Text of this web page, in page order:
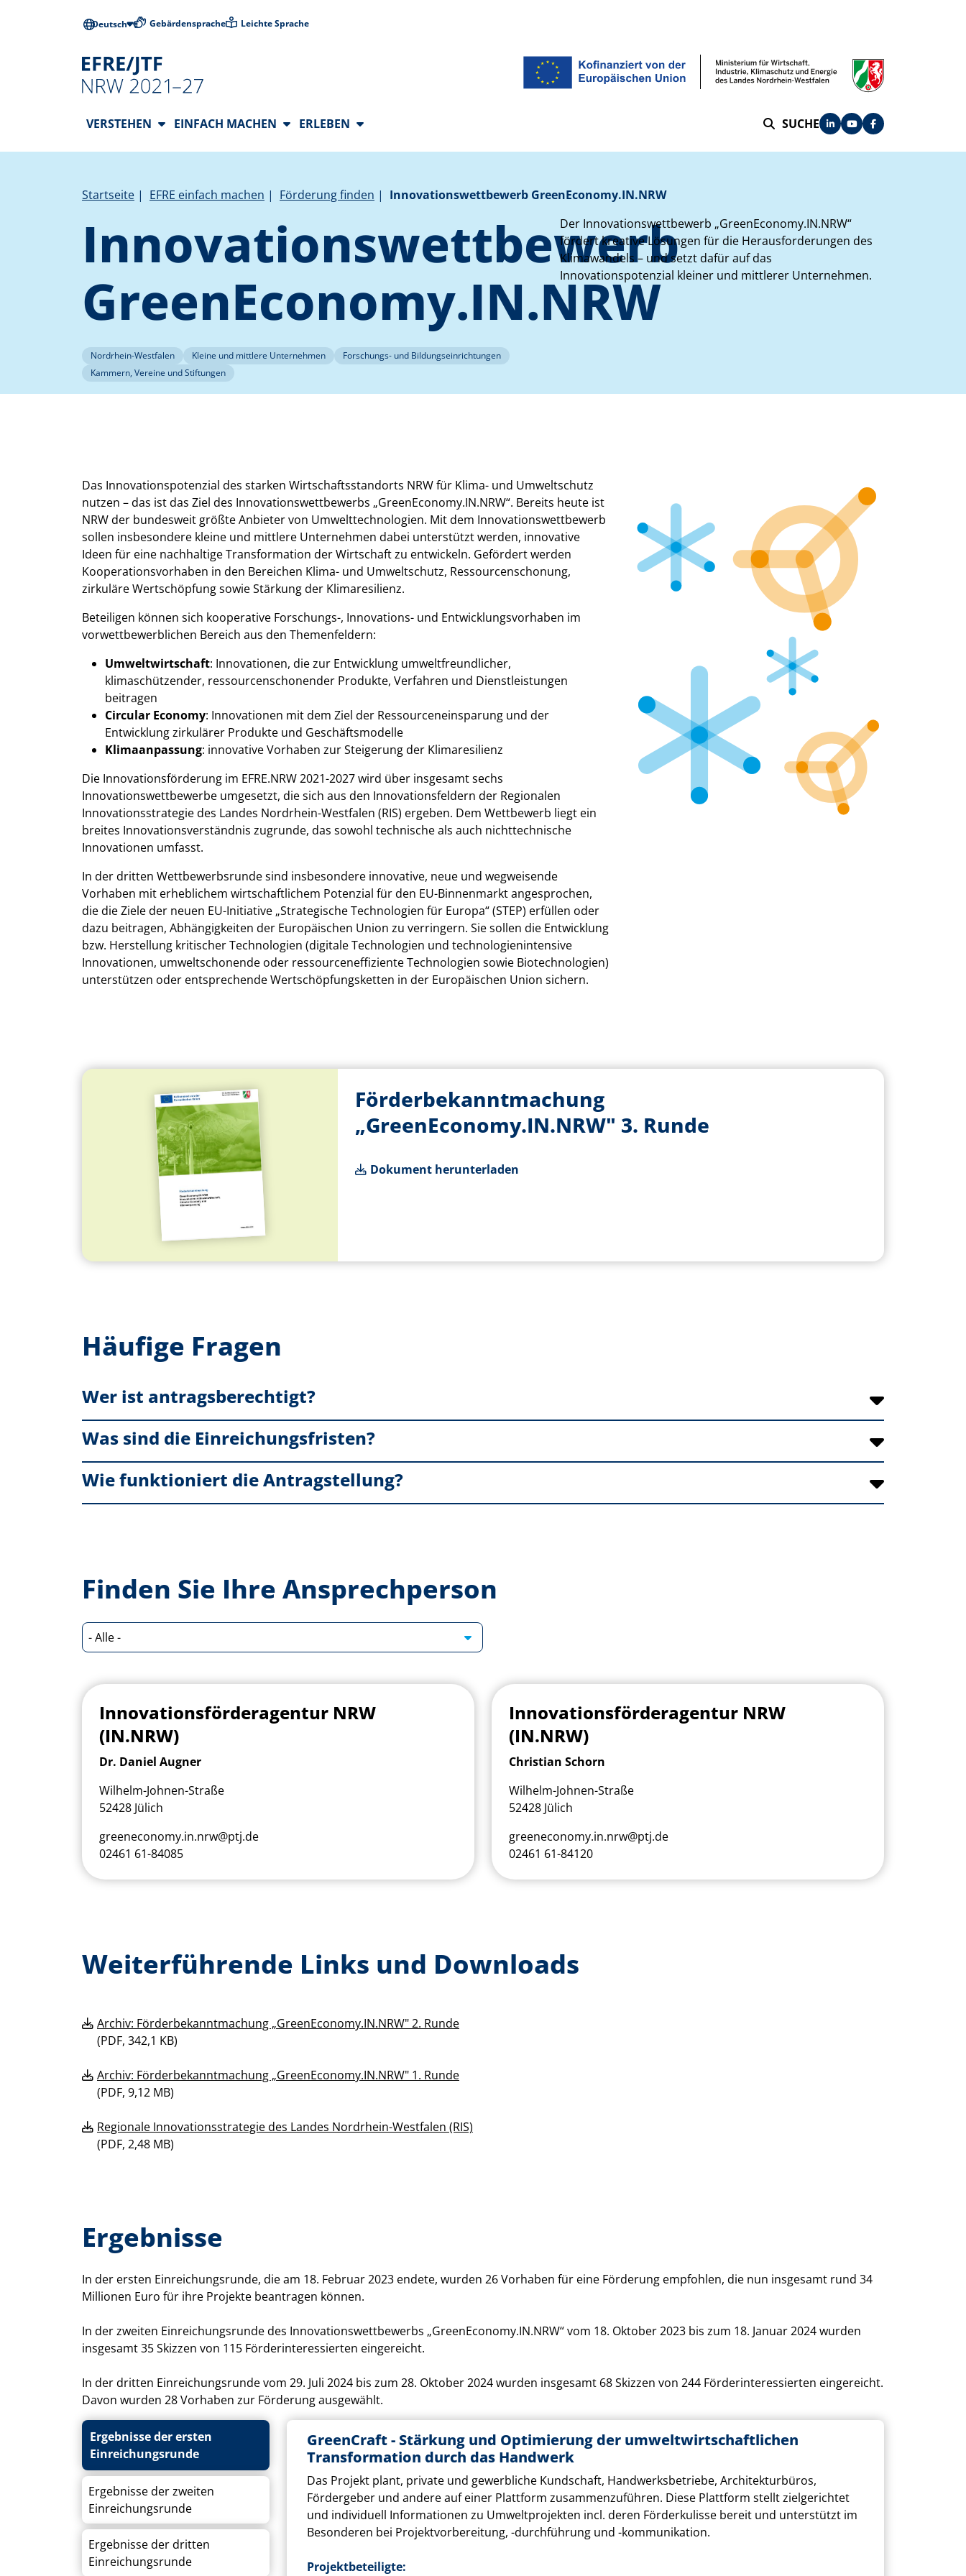
Deutsch Barrierearme Sprachen
Gebärdensprache Leichte Sprache
Hauptnavigation
VERSTEHEN EINFACH MACHEN ERLEBEN SUCHE
SUCHE
Pfadnavigation
Startseite EFRE einfach machen Förderung finden Innovationswettbewerb GreenEconomy.IN.NRW
Innovationswettbewerb
GreenEconomy.IN.NRW
Nordrhein-Westfalen Kleine und mittlere Unternehmen
Forschungs- und Bildungseinrichtungen
Kammern, Vereine und Stiftungen
Der Innovationswettbewerb „GreenEconomy.IN.NRW“
fördert kreative Lösungen für die Herausforderungen des
Klimawandels – und setzt dafür auf das
Innovationspotenzial kleiner und mittlerer Unternehmen.
Das Innovationspotenzial des starken Wirtschaftsstandorts NRW für Klima- und Umweltschutz
nutzen – das ist das Ziel des Innovationswettbewerbs „GreenEconomy.IN.NRW“. Bereits heute ist
NRW der bundesweit größte Anbieter von Umwelttechnologien. Mit dem Innovationswettbewerb
sollen insbesondere kleine und mittlere Unternehmen dabei unterstützt werden, innovative
Ideen für eine nachhaltige Transformation der Wirtschaft zu entwickeln. Gefördert werden
Kooperationsvorhaben in den Bereichen Klima- und Umweltschutz, Ressourcenschonung,
zirkuläre Wertschöpfung sowie Stärkung der Klimaresilienz.
Beteiligen können sich kooperative Forschungs-, Innovations- und Entwicklungsvorhaben im
vorwettbewerblichen Bereich aus den Themenfeldern:
Umweltwirtschaft: Innovationen, die zur Entwicklung umweltfreundlicher,
klimaschützender, ressourcenschonender Produkte, Verfahren und Dienstleistungen
beitragen
Circular Economy: Innovationen mit dem Ziel der Ressourceneinsparung und der
Entwicklung zirkulärer Produkte und Geschäftsmodelle
Klimaanpassung: innovative Vorhaben zur Steigerung der Klimaresilienz
Die Innovationsförderung im EFRE.NRW 2021-2027 wird über insgesamt sechs
Innovationswettbewerbe umgesetzt, die sich aus den Innovationsfeldern der Regionalen
Innovationsstrategie des Landes Nordrhein-Westfalen (RIS) ergeben. Dem Wettbewerb liegt ein
breites Innovationsverständnis zugrunde, das sowohl technische als auch nichttechnische
Innovationen umfasst.
In der dritten Wettbewerbsrunde sind insbesondere innovative, neue und wegweisende
Vorhaben mit erheblichem wirtschaftlichem Potenzial für den EU-Binnenmarkt angesprochen,
die die Ziele der neuen EU-Initiative „Strategische Technologien für Europa“ (STEP) erfüllen oder
dazu beitragen, Abhängigkeiten der Europäischen Union zu verringern. Sie sollen die Entwicklung
bzw. Herstellung kritischer Technologien (digitale Technologien und technologienintensive
Innovationen, umweltschonende oder ressourceneffiziente Technologien sowie Biotechnologien)
unterstützen oder entsprechende Wertschöpfungsketten in der Europäischen Union sichern.
Förderbekanntmachung
„GreenEconomy.IN.NRW" 3. Runde
Dokument herunterladen
Häufige Fragen
Wer ist antragsberechtigt?
Was sind die Einreichungsfristen?
Wie funktioniert die Antragstellung?
Finden Sie Ihre Ansprechperson
Innovationsförderagentur NRW
(IN.NRW)
Dr. Daniel Augner
Wilhelm-Johnen-Straße
52428 Jülich
greeneconomy.in.nrw@ptj.de
02461 61-84085
Innovationsförderagentur NRW
(IN.NRW)
Christian Schorn
Wilhelm-Johnen-Straße
52428 Jülich
greeneconomy.in.nrw@ptj.de
02461 61-84120
Weiterführende Links und Downloads
Archiv: Förderbekanntmachung „GreenEconomy.IN.NRW" 2. Runde
(PDF, 342,1 KB)
Archiv: Förderbekanntmachung „GreenEconomy.IN.NRW" 1. Runde
(PDF, 9,12 MB)
Regionale Innovationsstrategie des Landes Nordrhein-Westfalen (RIS)
(PDF, 2,48 MB)
Ergebnisse
In der ersten Einreichungsrunde, die am 18. Februar 2023 endete, wurden 26 Vorhaben für eine Förderung empfohlen, die nun insgesamt rund 34
Millionen Euro für ihre Projekte beantragen können.
In der zweiten Einreichungsrunde des Innovationswettbewerbs „GreenEconomy.IN.NRW“ vom 18. Oktober 2023 bis zum 18. Januar 2024 wurden
insgesamt 35 Skizzen von 115 Förderinteressierten eingereicht.
In der dritten Einreichungsrunde vom 29. Juli 2024 bis zum 28. Oktober 2024 wurden insgesamt 68 Skizzen von 244 Förderinteressierten eingereicht.
Davon wurden 28 Vorhaben zur Förderung ausgewählt.
Ergebnisse der ersten
Einreichungsrunde
Ergebnisse der zweiten
Einreichungsrunde
Ergebnisse der dritten
Einreichungsrunde
GreenCraft - Stärkung und Optimierung der umweltwirtschaftlichen
Transformation durch das Handwerk
Das Projekt plant, private und gewerbliche Kundschaft, Handwerksbetriebe, Architekturbüros,
Fördergeber und andere auf einer Plattform zusammenzuführen. Diese Plattform stellt zielgerichtet
und individuell Informationen zu Umweltprojekten incl. deren Förderkulisse bereit und unterstützt im
Besonderen bei Projektvorbereitung, -durchführung und -kommunikation.
Projektbeteiligte